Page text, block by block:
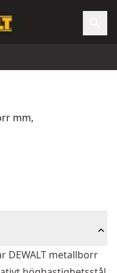
mm,
DEWALT metallborr